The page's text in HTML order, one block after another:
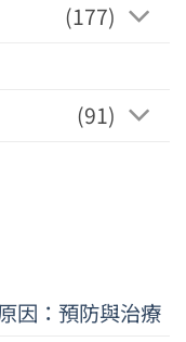
(177)
(91)
因：預防與治療